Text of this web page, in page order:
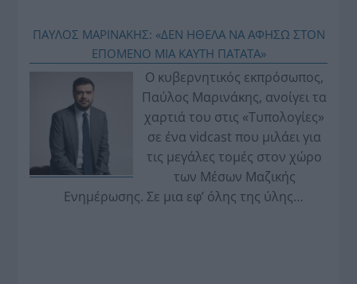
ΠΑΥΛΟΣ ΜΑΡΙΝΑΚΗΣ: «ΔΕΝ ΗΘΕΛΑ ΝΑ ΑΦΗΣΩ ΣΤΟΝ
ΕΠΟΜΕΝΟ ΜΙΑ ΚΑΥΤΗ ΠΑΤΑΤΑ»
Ο κυβερνητικός εκπρόσωπος,
Παύλος Μαρινάκης, ανοίγει τα
χαρτιά του στις «Τυπολογίες»
σε ένα vidcast που μιλάει για
τις μεγάλες τομές στον χώρο
των Μέσων Μαζικής
Ενημέρωσης. Σε μια εφ’ όλης της ύλης